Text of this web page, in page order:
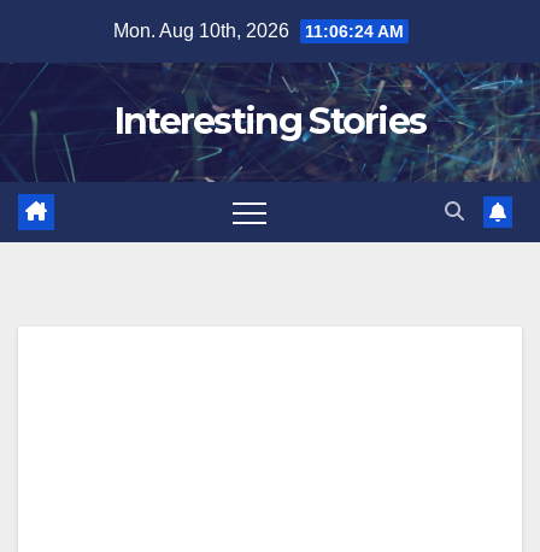
content
Mon. Aug 10th, 2026 11:06:24 AM
Interesting Stories